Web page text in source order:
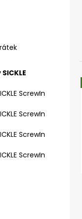
ScrewIn
ScrewIn
ScrewIn
ScrewIn